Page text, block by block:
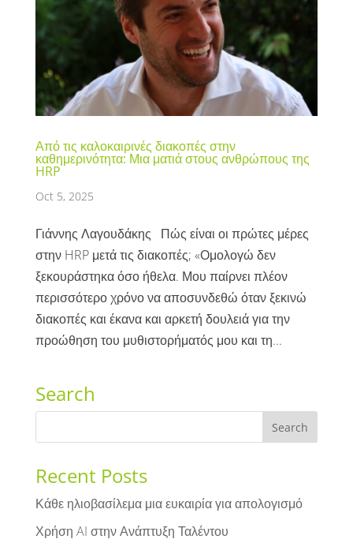
Από τις καλοκαιρινές διακοπές στην
καθημερινότητα: Μια ματιά στους ανθρώπους της
HRP
Oct 5, 2025
Γιάννης Λαγουδάκης Πώς είναι οι πρώτες μέρες
στην HRP μετά τις διακοπές; «Ομολογώ δεν
ξεκουράστηκα όσο ήθελα. Μου παίρνει πλέον
περισσότερο χρόνο να αποσυνδεθώ όταν ξεκινώ
διακοπές και έκανα και αρκετή δουλειά για την
προώθηση του μυθιστορήματός μου και τη...
Search
Recent Posts
Κάθε ηλιοβασίλεμα μια ευκαιρία για απολογισμό
Χρήση AI στην Ανάπτυξη Ταλέντου